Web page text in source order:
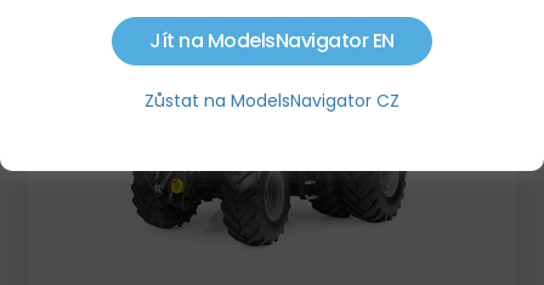
Skladem
Limitovaná edice!
Jít na ModelsNavigator EN
Zůstat na ModelsNavigator CZ